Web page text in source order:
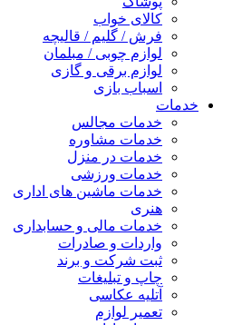
کالای خواب
فرش / گلیم / قالیچه
لوازم چوبی / مبلمان
لوازم برقی و گازی
اسباب بازی
خدمات
خدمات مجالس
خدمات مشاوره
خدمات در منزل
خدمات ورزشی
خدمات ماشین های اداری
هنری
خدمات مالی و حسابداری
واردات و صادرات
ثبت شرکت و برند
چاپ و تبلیغات
آتلیه عکاسی
تعمیر لوازم